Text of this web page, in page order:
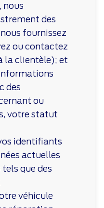
nous
des
fournissez
ou contactez
la clientèle); et
des
ou
votre statut
identifiants
actuelles
que des
véhicule